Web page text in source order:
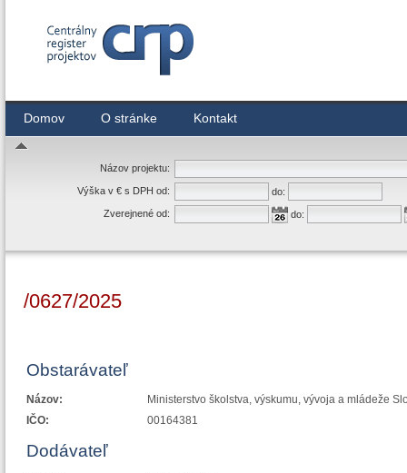
Domov O stránke Kontakt
Názov projektu:
Výška v € s DPH od:
do:
Zverejnené od:
do:
/0627/2025
Obstarávateľ
Názov:
Ministerstvo školstva, výskumu, vývoja a mládeže
IČO:
00164381
Dodávateľ